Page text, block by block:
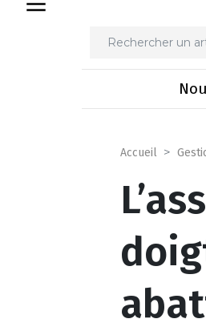
Accueil